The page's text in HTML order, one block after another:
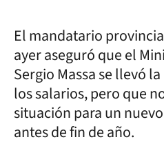
El mandatario
ayer aseguró que el
Sergio Massa se llevó
los salarios, pero que
situación para un
antes de fin de año.